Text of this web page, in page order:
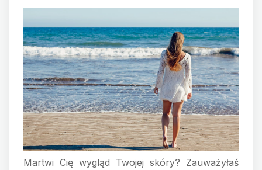
Martwi Cię wygląd Twojej skóry? Zauważyłaś